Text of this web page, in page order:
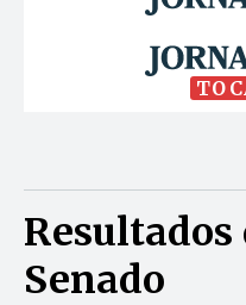
Senado